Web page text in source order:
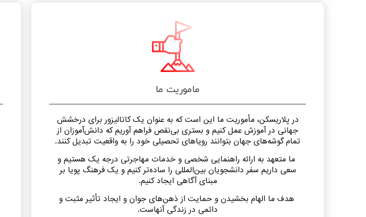
ماموریت ما
در پلاریسکن، مأموریت ما این است که به عنوان یک کاتالیزور برای درخشش
جهانی در آموزش عمل کنیم و بستری بی‌نقص فراهم آوریم که دانش‌آموزان از
تمام گوشه‌های جهان بتوانند رویاهای تحصیلی خود را به واقعیت تبدیل کنند.
ما متعهد به ارائه راهنمایی شخصی و خدمات مهاجرتی درجه یک هستیم و
سعی داریم سفر دانشجویان بین‌المللی را ساده‌تر کنیم و یک فرهنگ پویا بر
مبنای آگاهی ایجاد کنیم.
هدف ما الهام بخشیدن و حمایت از ذهن‌های جوان و ایجاد تأثیر مثبت و
دائمی در زندگی آنهاست.